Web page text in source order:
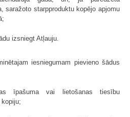
saražoto starpproduktu kopējo apjomu
izsniegt Atļauju.
iesniegumam pievieno šādus
īpašuma vai lietošanas tiesību